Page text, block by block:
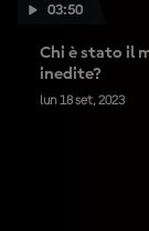
03:50
Chi è stato il
inedite?
lun 18 set, 2023